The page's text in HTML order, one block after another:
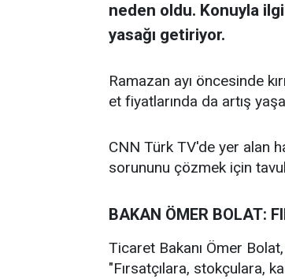
neden oldu. Konuyla
yasağı getiriyor.
Ramazan ayı öncesinde
et fiyatlarında da artış
CNN Türk TV'de yer alan
sorununu çözmek için
BAKAN ÖMER BOLAT:
Ticaret Bakanı Ömer
"Fırsatçılara, stokçulara,